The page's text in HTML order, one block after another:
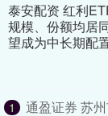
泰安配资 红利
规模、份额均居
望成为中长期配
1 通盈证券 苏